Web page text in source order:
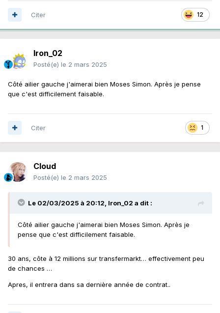
12
Citer
Iron_02
Posté(e) le 2 mars 2025
Côté ailier gauche j'aimerai bien Moses Simon. Après je pense
que c'est difficilement faisable.
1
Citer
Cloud
Posté(e) le 2 mars 2025
Le 02/03/2025 à 20:12, Iron_02 a dit :
Côté ailier gauche j'aimerai bien Moses Simon. Après je
pense que c'est difficilement faisable.
30 ans, côte à 12 millions sur transfermarkt… effectivement peu
de chances …
Apres, il entrera dans sa dernière année de contrat..